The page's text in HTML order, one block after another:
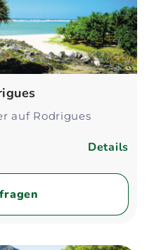
auf Rodrigues
Details